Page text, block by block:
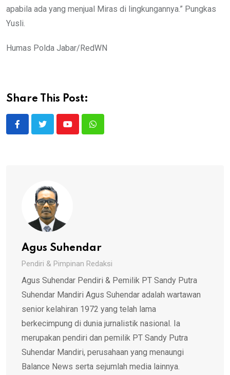
apabila ada yang menjual Miras di lingkungannya.” Pungkas
Yusli.
Humas Polda Jabar/RedWN
Share This Post:
YoutubeWhatsapp
Agus Suhendar
Pendiri & Pimpinan Redaksi
Agus Suhendar Pendiri & Pemilik PT Sandy Putra
Suhendar Mandiri Agus Suhendar adalah wartawan
senior kelahiran 1972 yang telah lama
berkecimpung di dunia jurnalistik nasional. Ia
merupakan pendiri dan pemilik PT Sandy Putra
Suhendar Mandiri, perusahaan yang menaungi
Balance News serta sejumlah media lainnya.